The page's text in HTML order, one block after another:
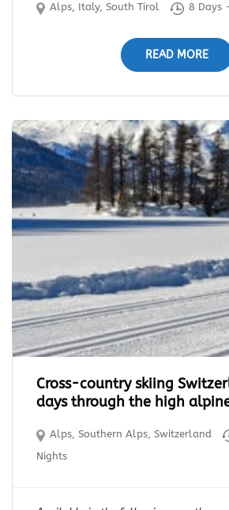
Alps, Italy,South Tirol 8 Days
READ MORE
Cross-country skiing
days through the high
Alps,Southern Alps,Switzerland
Nights